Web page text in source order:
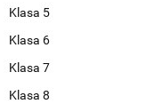
Klasa 5
Klasa 6
Klasa 7
Klasa 8